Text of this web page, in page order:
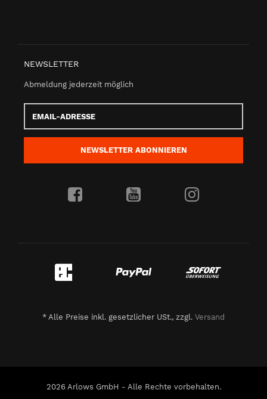
NEWSLETTER
Abmeldung jederzeit möglich
Adresse
NEWSLETTER ABONNIEREN
* Alle Preise inkl. gesetzlicher USt., zzgl. Versand
2026 Arlows GmbH - Alle Rechte vorbehalten.